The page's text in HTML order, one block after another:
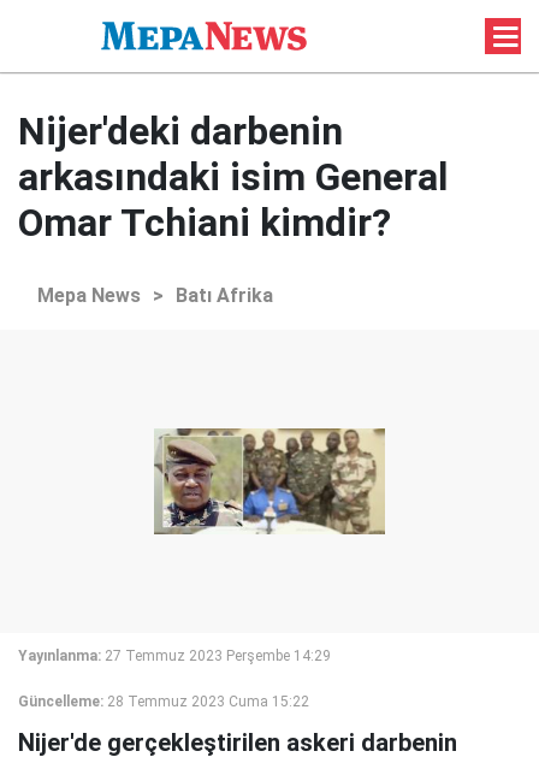
Nijer'deki darbenin
arkasındaki isim General
Omar Tchiani kimdir?
Mepa News > Batı Afrika
Yayınlanma: 27 Temmuz 2023 Perşembe 14:29
Güncelleme: 28 Temmuz 2023 Cuma 15:22
Nijer'de gerçekleştirilen askeri darbenin